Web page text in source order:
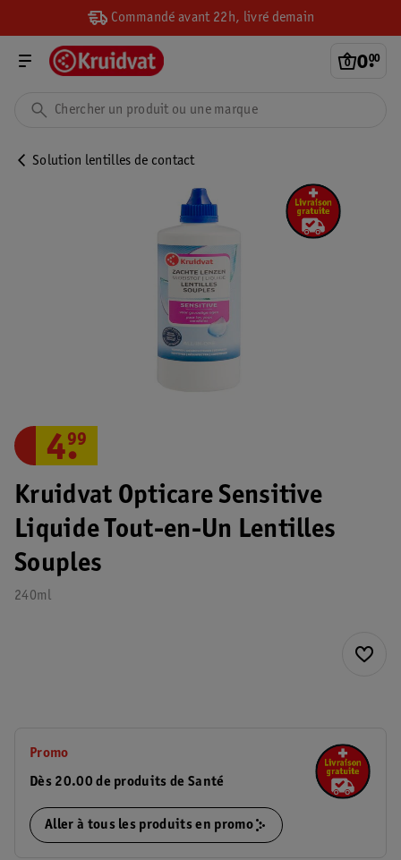
Commandé avant 22h, livré demain
0.
00
Solution lentilles de contact
Kruidvat Opticare Sensitive
Liquide Tout-en-Un Lentilles
Souples
240ml
4.
99
Promo
Dès 20.00 de produits de Santé
Aller à tous les produits en promo